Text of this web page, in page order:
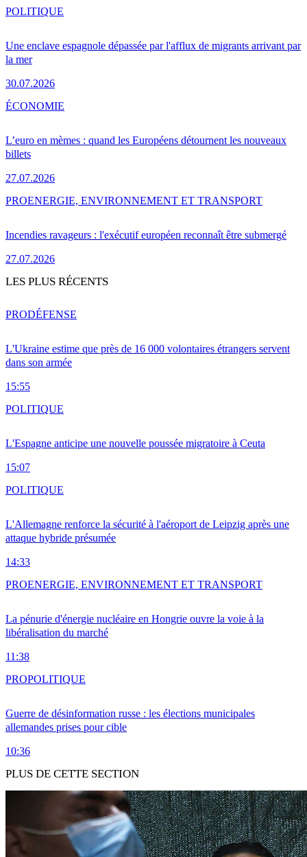
Une enclave espagnole dépassée par l'afflux de migrants arrivant par
la mer
30.07.2026
POLITIQUE
L’euro en mèmes : quand les Européens détournent les nouveaux
billets
27.07.2026
ÉCONOMIE
Incendies ravageurs : l'exécutif européen reconnaît être submergé
27.07.2026
PROENERGIE, ENVIRONNEMENT ET TRANSPORT
LES PLUS RÉCENTS
L'Ukraine estime que près de 16 000 volontaires étrangers servent
dans son armée
15:55
PRODÉFENSE
L'Espagne anticipe une nouvelle poussée migratoire à Ceuta
15:07
POLITIQUE
L'Allemagne renforce la sécurité à l'aéroport de Leipzig après une
attaque hybride présumée
14:33
POLITIQUE
La pénurie d'énergie nucléaire en Hongrie ouvre la voie à la
libéralisation du marché
11:38
PROENERGIE, ENVIRONNEMENT ET TRANSPORT
Guerre de désinformation russe : les élections municipales
allemandes prises pour cible
10:36
PROPOLITIQUE
PLUS DE CETTE SECTION